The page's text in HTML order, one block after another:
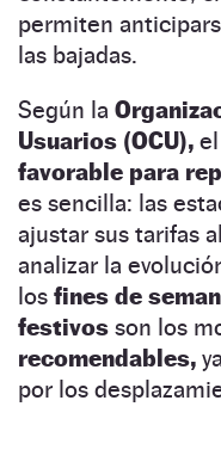
permiten
las bajadas.
Según la
Usuarios (OCU), el
favorable para
es sencilla: las
ajustar sus tarifas
analizar la
los fines de
festivos son los
recomendables,
por los